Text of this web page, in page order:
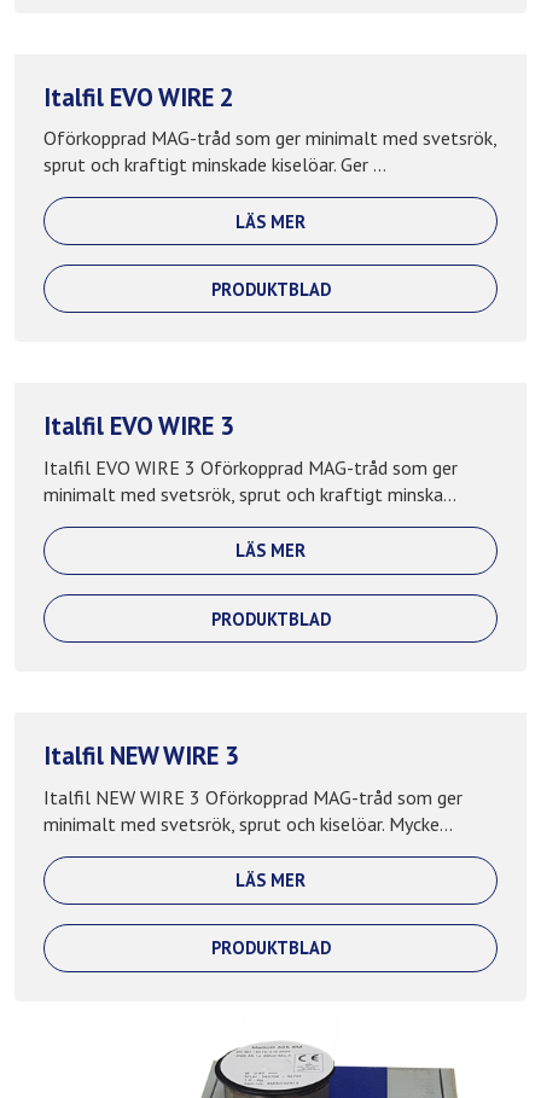
Italfil EVO WIRE 2
Oförkopprad MAG-tråd som ger minimalt med svetsrök,
sprut och kraftigt minskade kiselöar. Ger ...
LÄS MER
PRODUKTBLAD
Italfil EVO WIRE 3
Italfil EVO WIRE 3 Oförkopprad MAG-tråd som ger
minimalt med svetsrök, sprut och kraftigt minska...
LÄS MER
PRODUKTBLAD
Italfil NEW WIRE 3
Italfil NEW WIRE 3 Oförkopprad MAG-tråd som ger
minimalt med svetsrök, sprut och kiselöar. Mycke...
LÄS MER
PRODUKTBLAD